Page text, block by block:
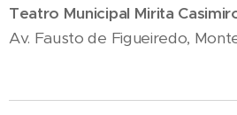
Teatro Municipal Mirita
Av. Fausto de Figueiredo,